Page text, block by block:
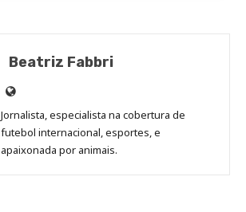
Beatriz Fabbri
Site
de
Beatriz
Fabbri
Jornalista, especialista na cobertura de
futebol internacional, esportes, e
apaixonada por animais.